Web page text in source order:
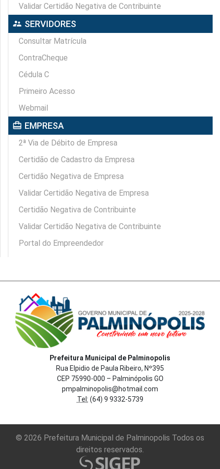
Validar Certidão Negativa de Contribuinte
supervisor_account SERVIDORES
Consultar Matrícula
ContraCheque
Cédula C
Primeiro Acesso
Webmail
card_travel EMPRESA
2ª Via de Débito de Empresa
Certidão de Cadastro da Empresa
Certidão Negativa de Empresa
Validar Certidão Negativa de Empresa
Certidão Negativa de Contribuinte
Validar Certidão Negativa de Contribuinte
Portal do Empreendedor
Prefeitura Municipal de Palminopolis
Rua Elpidio de Paula Ribeiro, Nº395
CEP 75990-000 – Palminópolis GO
pmpalminopolis@hotmail.com
Tel: (64) 9 9332-5739
© 2026 Prefeitura Municipal de Palminopolis Todos os
direitos reservados.